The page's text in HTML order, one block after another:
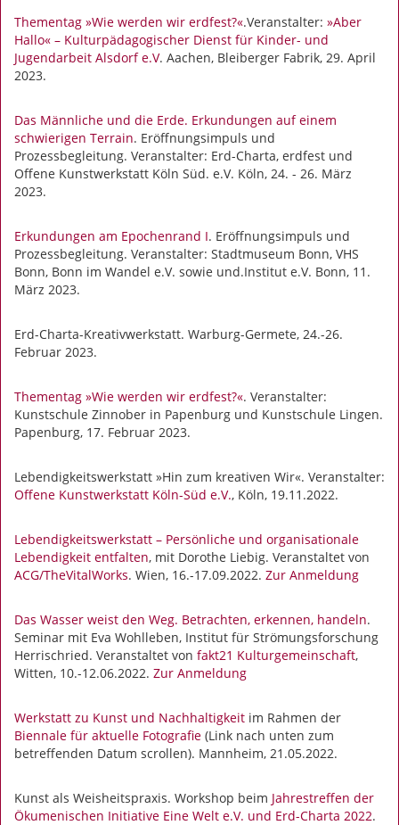
Thementag »Wie werden wir erdfest?«.Veranstalter: »Aber
Hallo« – Kulturpädagogischer Dienst für Kinder- und
Jugendarbeit Alsdorf e.V. Aachen, Bleiberger Fabrik, 29. April
2023.
Das Männliche und die Erde. Erkundungen auf einem
schwierigen Terrain. Eröffnungsimpuls und
Prozessbegleitung. Veranstalter: Erd-Charta, erdfest und
Offene Kunstwerkstatt Köln Süd. e.V. Köln, 24. - 26. März
2023.
Erkundungen am Epochenrand I. Eröffnungsimpuls und
Prozessbegleitung. Veranstalter: Stadtmuseum Bonn, VHS
Bonn, Bonn im Wandel e.V. sowie und.Institut e.V. Bonn, 11.
März 2023.
Erd-Charta-Kreativwerkstatt. Warburg-Germete, 24.-26.
Februar 2023.
Thementag »Wie werden wir erdfest?«. Veranstalter:
Kunstschule Zinnober in Papenburg und Kunstschule Lingen.
Papenburg, 17. Februar 2023.
Lebendigkeitswerkstatt »Hin zum kreativen Wir«. Veranstalter:
Offene Kunstwerkstatt Köln-Süd e.V., Köln, 19.11.2022.
Lebendigkeitswerkstatt – Persönliche und organisationale
Lebendigkeit entfalten, mit Dorothe Liebig. Veranstaltet von
ACG/TheVitalWorks. Wien, 16.-17.09.2022. Zur Anmeldung
Das Wasser weist den Weg. Betrachten, erkennen, handeln.
Seminar mit Eva Wohlleben, Institut für Strömungsforschung
Herrischried. Veranstaltet von fakt21 Kulturgemeinschaft,
Witten, 10.-12.06.2022. Zur Anmeldung
Werkstatt zu Kunst und Nachhaltigkeit im Rahmen der
Biennale für aktuelle Fotografie (Link nach unten zum
betreffenden Datum scrollen). Mannheim, 21.05.2022.
Kunst als Weisheitspraxis. Workshop beim Jahrestreffen der
Ökumenischen Initiative Eine Welt e.V. und Erd-Charta 2022.